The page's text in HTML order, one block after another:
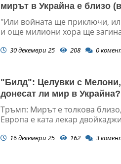
мирът в Украйна е близо
"Или войната ще приключи,
и още милиони хора ще
30 декември 25 208 0
"Билд": Целувки с
донесат ли мир в Украйна?
Тръмп: Мирът е толкова
Европа е ката лекар
16 декември 25 162 3